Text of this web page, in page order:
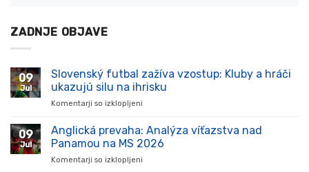
ZADNJE OBJAVE
09
Jul
Slovenský futbal zažíva vzostup: Kluby a hráči
ukazujú silu na ihrisku
Komentarji so izklopljeni
futbal
zažíva
09
Jul
Anglická prevaha: Analýza víťazstva nad
Panamou na MS 2026
Komentarji so izklopljeni